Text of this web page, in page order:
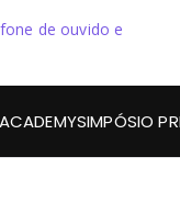
SIMPÓSIO